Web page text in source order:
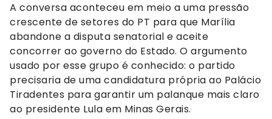
A conversa aconteceu em meio a uma pressão
crescente de setores do PT para que Marília
abandone a disputa senatorial e aceite
concorrer ao governo do Estado. O argumento
usado por esse grupo é conhecido: o partido
precisaria de uma candidatura própria ao Palácio
Tiradentes para garantir um palanque mais claro
ao presidente Lula em Minas Gerais.